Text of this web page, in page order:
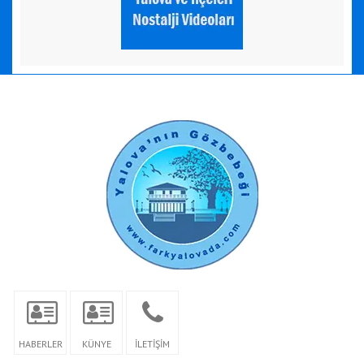
HABERLER KÜNYE İLETİŞİM